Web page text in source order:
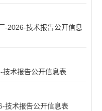
-2026-技术报告公开信息
术报告公开信息表
技术报告公开信息表